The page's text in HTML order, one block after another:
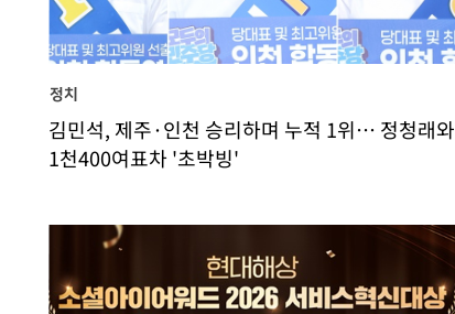
정치
김민석, 제주·인천 승리하며 누적 1위… 정청래와
1천400여표차 '초박빙'